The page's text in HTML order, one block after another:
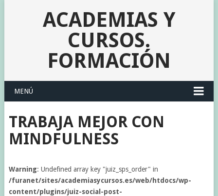
ACADEMIAS Y
CURSOS.
FORMACIÓN
MENÚ
TRABAJA MEJOR CON
MINDFULNESS
Warning: Undefined array key "juiz_sps_order" in
/furanet/sites/academiasycursos.es/web/htdocs/wp-
content/plugins/juiz-social-post-